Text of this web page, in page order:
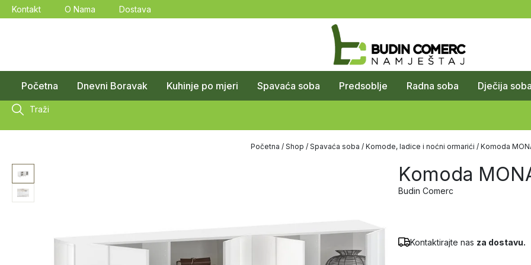
Kontakt O Nama Dostava
Početna Dnevni Boravak Kuhinje po mjeri Spavaća soba Predsoblje Radna soba Dječija soba
Traži
Početna / Shop / Spavaća soba / Komode, ladice i noćni ormarići / Komoda
Komoda
Budin Comerc
Kontaktirajte nas za dostavu.